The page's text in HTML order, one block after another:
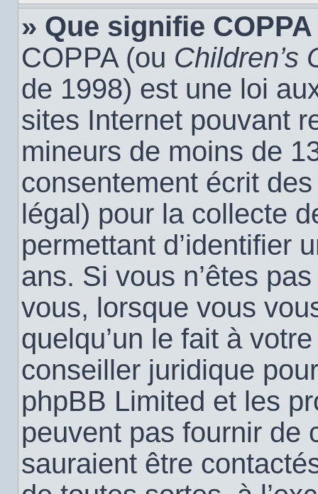
» Que signifie
COPPA (ou Children’s
de 1998) est une loi
sites Internet pouvant
mineurs de moins de
consentement écrit
légal) pour la collecte
permettant d’identifier
ans. Si vous n’êtes
vous, lorsque vous
quelqu’un le fait à
conseiller juridique
phpBB Limited et les
peuvent pas fournir de
sauraient être